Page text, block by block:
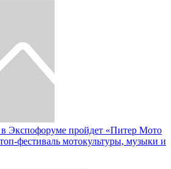
Экспофоруме пройдет «Питер Мото
фестиваль мотокультуры, музыки и